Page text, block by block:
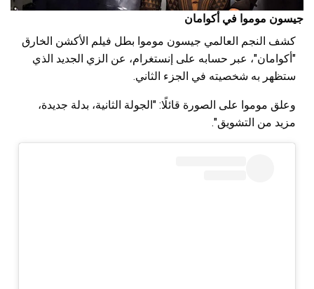
جيسون موموا في أكوامان
كشف النجم العالمي جيسون موموا بطل فيلم الأكشن الخارق
"أكوامان"، عبر حسابه على إنستغرام، عن الزي الجديد الذي
ستظهر به شخصيته في الجزء الثاني.
وعلق موموا على الصورة قائلًا: "الجولة الثانية، بدلة جديدة،
مزيد من التشويق".